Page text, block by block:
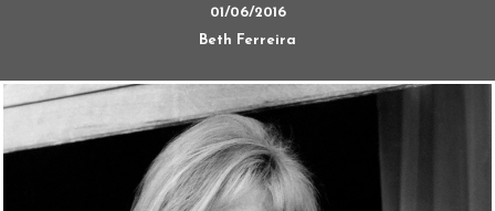
01/06/2016
Beth Ferreira